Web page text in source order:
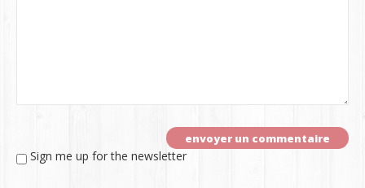
Sign me up for the newsletter